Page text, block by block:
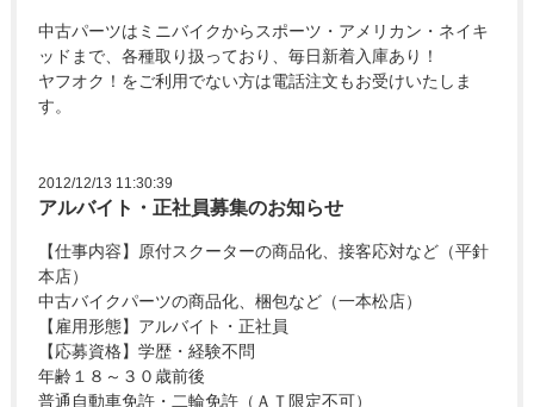
中古パーツはミニバイクからスポーツ・アメリカン・ネイキ
ッドまで、各種取り扱っており、毎日新着入庫あり！
ヤフオク！をご利用でない方は電話注文もお受けいたしま
す。
2012/12/13 11:30:39
アルバイト・正社員募集のお知らせ
【仕事内容】原付スクーターの商品化、接客応対など（平針
本店）
中古バイクパーツの商品化、梱包など（一本松店）
【雇用形態】アルバイト・正社員
【応募資格】学歴・経験不問
年齢１８～３０歳前後
普通自動車免許・二輪免許（ＡＴ限定不可）